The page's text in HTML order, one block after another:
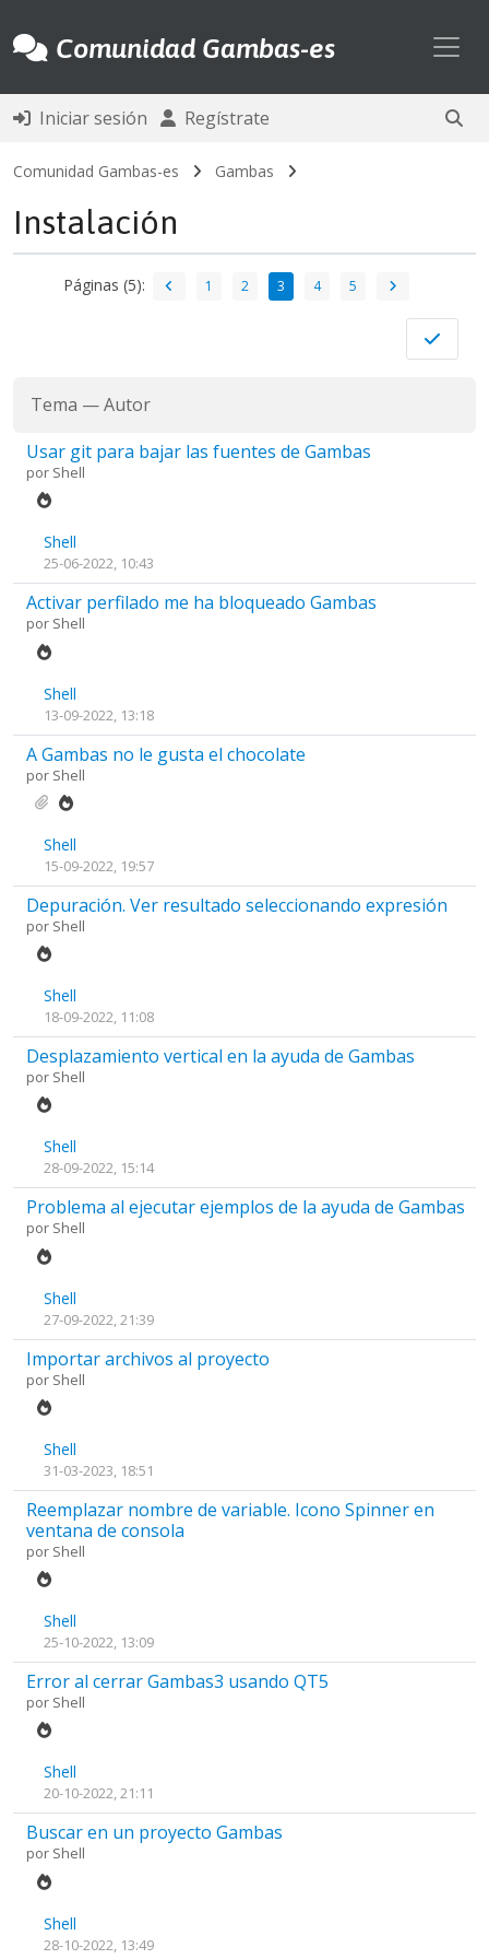
Comunidad Gambas-es
Iniciar sesión Regístrate
Comunidad Gambas-es Gambas
Instalación
Páginas (5): 1 2 3 4 5
Tema —Autor
Usar git para bajar las fuentes de Gambas
por Shell
Shell
25-06-2022, 10:43
Activar perfilado me ha bloqueado Gambas
por Shell
Shell
13-09-2022, 13:18
A Gambas no le gusta el chocolate
por Shell
Shell
15-09-2022, 19:57
Depuración. Ver resultado seleccionando expresión
por Shell
Shell
18-09-2022, 11:08
Desplazamiento vertical en la ayuda de Gambas
por Shell
Shell
28-09-2022, 15:14
Problema al ejecutar ejemplos de la ayuda de Gambas
por Shell
Shell
27-09-2022, 21:39
Importar archivos al proyecto
por Shell
Shell
31-03-2023, 18:51
Reemplazar nombre de variable. Icono Spinner en
ventana de consola
por Shell
Shell
25-10-2022, 13:09
Error al cerrar Gambas3 usando QT5
por Shell
Shell
20-10-2022, 21:11
Buscar en un proyecto Gambas
por Shell
Shell
28-10-2022, 13:49